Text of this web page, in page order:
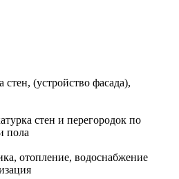
(устройство фасада),
стен и перегородок по
пола
отопление, водоснабжение